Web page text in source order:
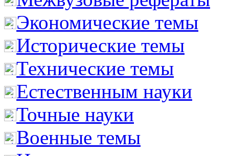
Экономические темы
Исторические темы
Технические темы
Естественным науки
Точные науки
Военные темы